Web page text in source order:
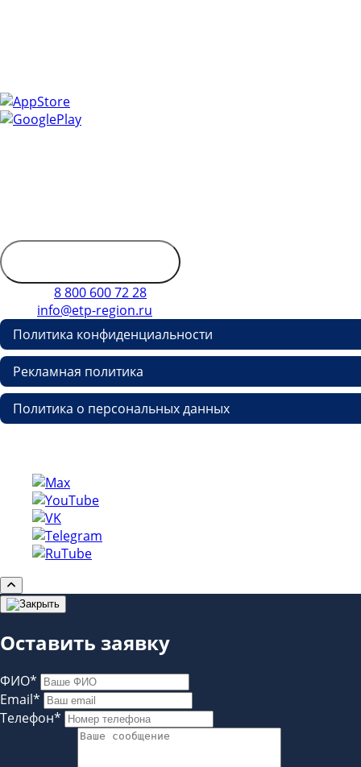
8 800 600 72 28
info@etp-region.ru
Политика конфиденциальности
Рекламная политика
Политика о персональных данных
Оставить заявку
ФИО*
Email*
Телефон*